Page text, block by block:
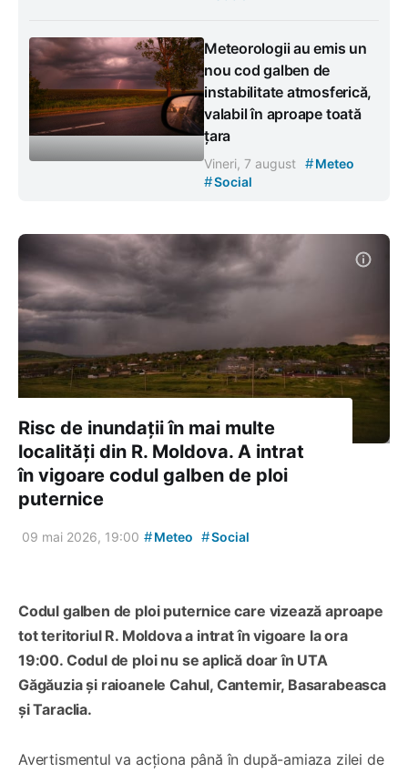
Meteorologii au emis un
nou cod galben de
instabilitate atmosferică,
valabil în aproape toată
țara
Vineri, 7 august #Meteo
#Social
Risc de inundații în mai multe
localități din R. Moldova. A intrat
în vigoare codul galben de ploi
puternice
09 mai 2026, 19:00 #Meteo #Social
Codul galben de ploi puternice care vizează aproape
tot teritoriul R. Moldova a intrat în vigoare la ora
19:00. Codul de ploi nu se aplică doar în UTA
Găgăuzia și raioanele Cahul, Cantemir, Basarabeasca
și Taraclia.
Avertismentul va acționa până în după-amiaza zilei de